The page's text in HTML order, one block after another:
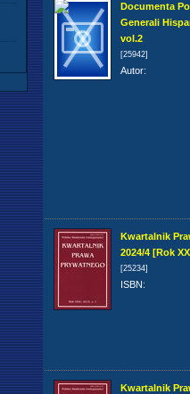
Documenta
Generali
vol.2
[25942]
Autor:
Kwartalnik
2024/4 [Rok
[25234]
ISBN:
Kwartalnik